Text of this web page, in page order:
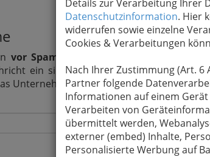
Details zur Verarbeitung Ihrer
Datenschutzinformation. Hier
widerrufen sowie einzelne
Cookies & Verarbeitungen
Nach Ihrer Zustimmung (Art. 6
Partner folgende
Informationen auf einem
Verarbeiten von
übermittelt werden,
externer (embed) Inhalte,
Personalisierte Werbung auf
vor Spam-Mails zu bewahren
ein sicheres Formular. Ihre
Unternehmen St. Josef Apotheke Andritz
Meine Nachricht